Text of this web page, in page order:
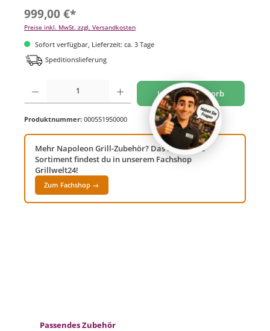
999,00 €*
Preise inkl. MwSt. zzgl. Versandkosten
Sofort verfügbar, Lieferzeit: ca. 3 Tage
Speditionslieferung
Produkt Anzahl: Gib den gewünschten Wert ein oder benutze die Schaltflächen um
In den Warenkorb
Produktnummer: 000551950000
Mehr Napoleon Grill-Zubehör? Das komplette
Sortiment findest du in unserem Fachshop
Grillwelt24!
Zum Fachshop →
Produktgalerie überspringen
Passendes Zubehör